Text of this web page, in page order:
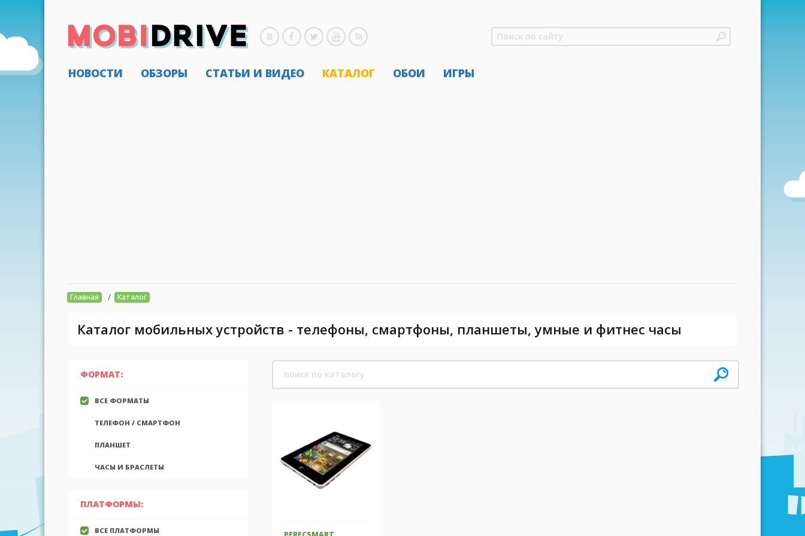
НОВОСТИ ОБЗОРЫ СТАТЬИ И ВИДЕО КАТАЛОГ ОБОИ ИГРЫ
Главная / Каталог
Каталог мобильных устройств - телефоны, смартфоны, планшеты, умные и фитнес часы
ФОРМАТ:
ВСЕ ФОРМАТЫ
ТЕЛЕФОН / СМАРТФОН
ПЛАНШЕТ
ЧАСЫ И БРАСЛЕТЫ
ПЛАТФОРМЫ:
ВСЕ ПЛАТФОРМЫ